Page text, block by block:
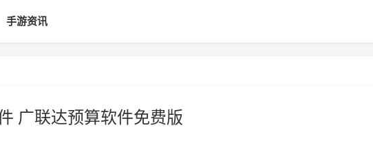
手游资讯
广联达预算软件免费版